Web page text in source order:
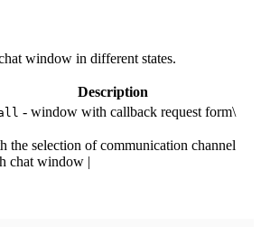
window in different states.
Description
- window with callback request form\
the selection of communication channel
chat window |